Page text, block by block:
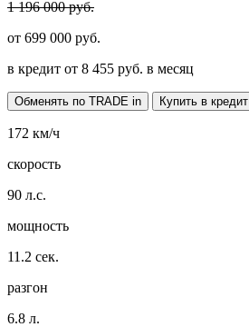
1 196 000 руб.
от 699 000 руб.
в кредит от 8 455 руб. в месяц
Обменять по TRADE in Купить в кредит
172 км/ч
скорость
90 л.с.
мощность
11.2 сек.
разгон
6.8 л.